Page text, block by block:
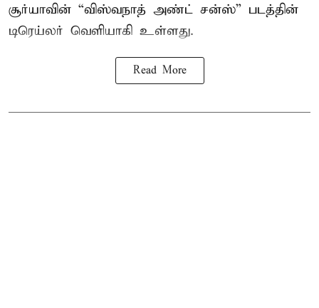
சூர்யாவின் “விஸ்வநாத் அண்ட் சன்ஸ்” படத்தின்
டிரெய்லர் வெளியாகி உள்ளது.
Read More